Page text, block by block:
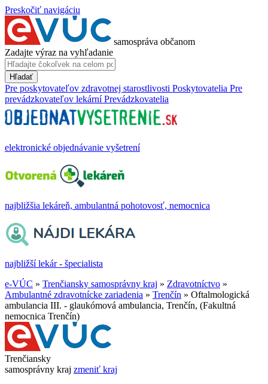
Preskočiť navigáciu
samospráva občanom
Zadajte výraz na vyhľadanie
Hľadať
Pre poskytovateľov zdravotnej starostlivosti Poskytovatelia Pre
prevádzkovateľov lekární Prevádzkovatelia
elektronické objednávanie vyšetrení
najbližšia lekáreň, ambulantná pohotovosť, nemocnica
najbližší lekár - špecialista
e-VÚC » Trenčiansky samosprávny kraj » Zdravotníctvo »
Ambulantné zdravotnícke zariadenia » Trenčín » Oftalmologická
ambulancia III. - glaukómová ambulancia, Trenčín, (Fakultná
nemocnica Trenčín)
Trenčiansky
samosprávny kraj zmeniť kraj